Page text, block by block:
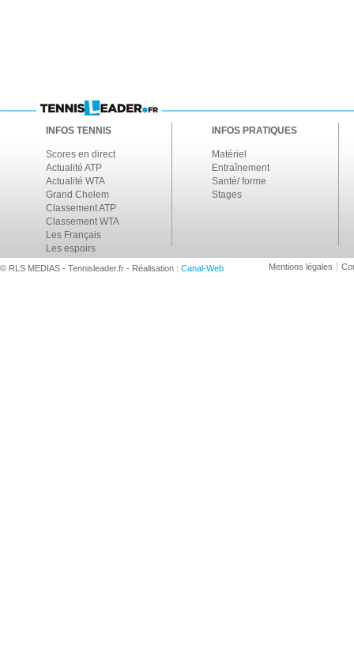
INFOS TENNIS
Scores en direct
Actualité ATP
Actualité WTA
Grand Chelem
Classement ATP
Classement WTA
Les Français
Les espoirs
INFOS PRATIQUES
Matériel
Entraînement
Santé/ forme
Stages
© RLS MEDIAS - Tennisleader.fr - Réalisation : Canal-Web Mentions légales